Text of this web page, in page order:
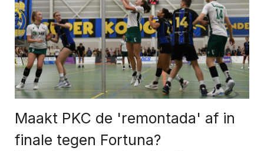
Maakt PKC de 'remontada' af in
finale tegen Fortuna?